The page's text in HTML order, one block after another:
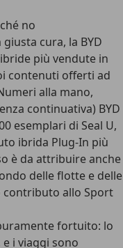
no
cura, la BYD
più vendute in
contenuti offerti ad
alla mano,
continuativa) BYD
esemplari di Seal U,
ibrida Plug-In più
è da attribuire anche
delleflotte e delle
contributo allo Sport
fortuito: lo
i viaggi sono